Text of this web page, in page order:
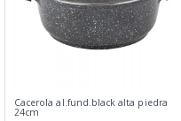
Cacerola al.fund.black alta piedra
24cm